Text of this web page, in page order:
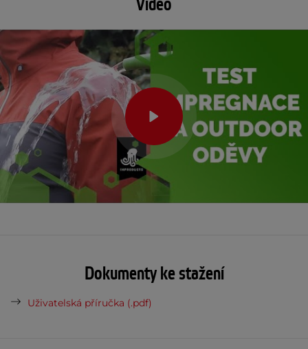
Video
Dokumenty ke stažení
Uživatelská příručka (.pdf)